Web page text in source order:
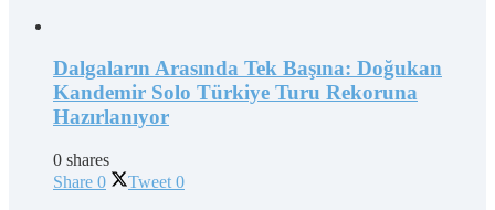
Dalgaların Arasında Tek Başına: Doğukan
Kandemir Solo Türkiye Turu Rekoruna
Hazırlanıyor
0 shares
Share 0 Tweet 0